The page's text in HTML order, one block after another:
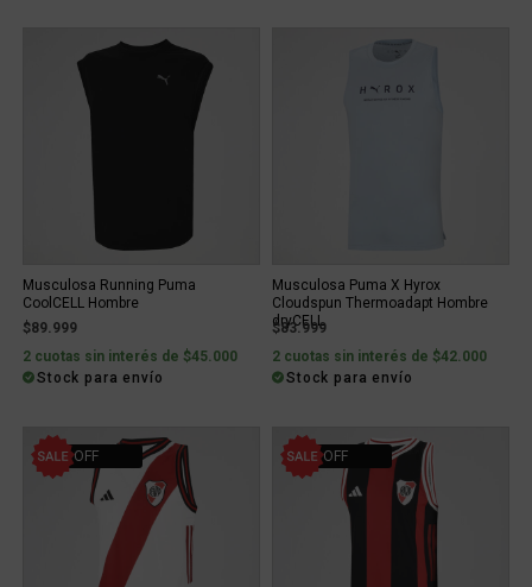
Musculosa Running Puma
CoolCELL Hombre
$89.999
2 cuotas sin interés de $45.000
Stock para envío
Musculosa Puma X Hyrox
Cloudspun Thermoadapt Hombre
dryCELL
$83.999
2 cuotas sin interés de $42.000
Stock para envío
40% OFF 40% OFF